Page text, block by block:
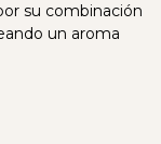
su combinación
un aroma